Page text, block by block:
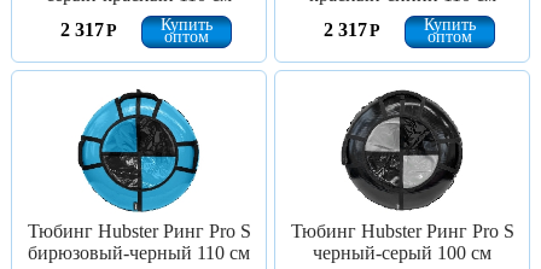
2 317Р Купить
оптом
2 317Р Купить
оптом
Тюбинг Hubster Ринг Pro S
бирюзовый-черный 110 см
Тюбинг Hubster Ринг Pro S
черный-серый 100 см